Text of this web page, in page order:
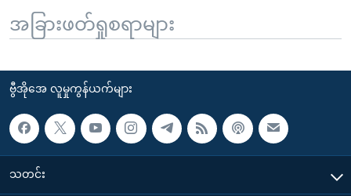
အခြားဖတ်ရှုစရာများ
ဗွီအိုအေ လူမှုကွန်ယက်များ
သတင်း